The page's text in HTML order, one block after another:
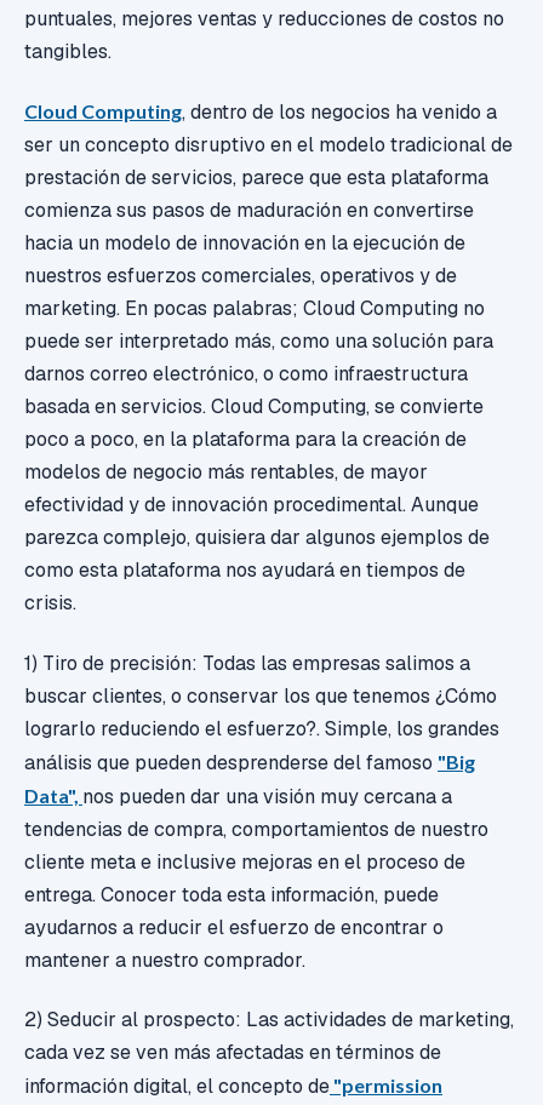
puntuales, mejores ventas y reducciones de costos no
tangibles.
Cloud Computing, dentro de los negocios ha venido a
ser un concepto disruptivo en el modelo tradicional de
prestación de servicios, parece que esta plataforma
comienza sus pasos de maduración en convertirse
hacia un modelo de innovación en la ejecución de
nuestros esfuerzos comerciales, operativos y de
marketing. En pocas palabras; Cloud Computing no
puede ser interpretado más, como una solución para
darnos correo electrónico, o como infraestructura
basada en servicios. Cloud Computing, se convierte
poco a poco, en la plataforma para la creación de
modelos de negocio más rentables, de mayor
efectividad y de innovación procedimental. Aunque
parezca complejo, quisiera dar algunos ejemplos de
como esta plataforma nos ayudará en tiempos de
crisis.
1) Tiro de precisión: Todas las empresas salimos a
buscar clientes, o conservar los que tenemos ¿Cómo
lograrlo reduciendo el esfuerzo?. Simple, los grandes
análisis que pueden desprenderse del famoso "Big
Data", nos pueden dar una visión muy cercana a
tendencias de compra, comportamientos de nuestro
cliente meta e inclusive mejoras en el proceso de
entrega. Conocer toda esta información, puede
ayudarnos a reducir el esfuerzo de encontrar o
mantener a nuestro comprador.
2) Seducir al prospecto: Las actividades de marketing,
cada vez se ven más afectadas en términos de
información digital, el concepto de "permission